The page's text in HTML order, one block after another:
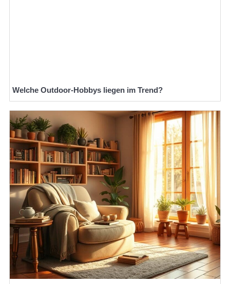
Welche Outdoor-Hobbys liegen im Trend?